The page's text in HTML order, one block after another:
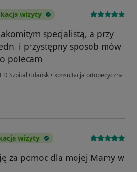
wizyty
specjalistą, a przy
i przystępny sposób mówi
polecam
Szpital Gdańsk • konsultacja ortopedyczna
wizyty
za pomoc dla mojej Mamy w